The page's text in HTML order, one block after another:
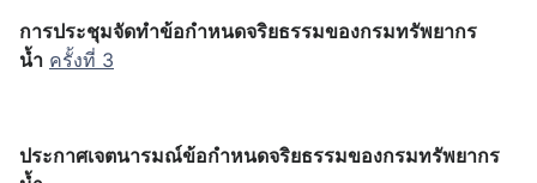
การประชุมจัดทำข้อกำหนดจริยธรรมของกรมทรัพยากร
น้ำ ครั้งที่ 3
ประกาศเจตนารมณ์ข้อกำหนดจริยธรรมของกรมทรัพยากร